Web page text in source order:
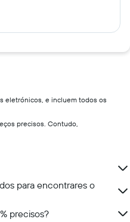
eletrónicos, e incluem todos os
precisos. Contudo,
para encontrares o
precisos?